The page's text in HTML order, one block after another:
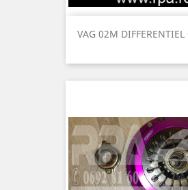
VAG 02M DIFFERENTIEL